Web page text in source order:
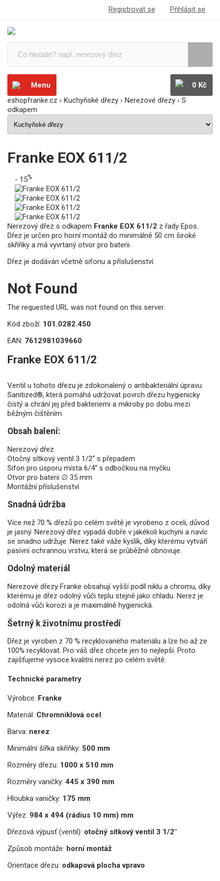
Registrovat se Přihlásit se
Menu
0 Kč
eshopfranke.cz › Kuchyňské dřezy › Nerezové dřezy › S
odkapem
Franke EOX 611/2
- 15%
Nerezový dřez s odkapem Franke EOX 611/2 z řady Epos.
Dřez je určen pro horní montáž do minimálně 50 cm široké
skříňky a má vyvrtaný otvor pro baterii.
Dřez je dodáván včetně sifonu a příslušenství.
Not Found
The requested URL was not found on this server.
Kód zboží: 101.0282.450
EAN: 7612981039660
Franke EOX 611/2
Ventil u tohoto dřezu je zdokonalený o antibakteriální úpravu
Sanitized®, která pomáhá udržovat povrch dřezu hygienicky
čistý a chrání jej před bakteriemi a mikroby po dobu mezi
běžným čištěním.
Obsah balení:
Nerezový dřez
Otočný sítkový ventil 3 1/2“ s přepadem
Sifon pro úsporu místa 6/4“ s odbočkou na myčku
Otvor pro baterii ∅ 35 mm
Montážní příslušenství
Snadná údržba
Více než 70 % dřezů po celém světě je vyrobeno z oceli, důvod
je jasný. Nerezový dřez vypadá dobře v jakékoli kuchyni a navíc
se snadno udržuje. Nerez také váže kyslík, díky kterému vytváří
pasivní ochrannou vrstvu, která se průběžně obnovuje.
Odolný materiál
Nerezové dřezy Franke obsahují vyšší podíl niklu a chromu, díky
kterému je dřez odolný vůči teplu stejně jako chladu. Nerez je
odolná vůči korozi a je maximálně hygienická.
Šetrný k životnímu prostředí
Dřez je vyroben z 70 % recyklovaného materiálu a lze ho až ze
100% recyklovat. Pro váš dřez chcete jen to nejlepší. Proto
zajišťujeme vysoce kvalitní nerez po celém světě.
Technické parametry
Výrobce: Franke
Materiál: Chromniklová ocel
Barva: nerez
Minimální šířka skříňky: 500 mm
Rozměry dřezu: 1000 x 510 mm
Rozměry vaničky: 445 x 390 mm
Hloubka vaničky: 175 mm
Výřez: 984 x 494 (rádius 10 mm) mm
Dřezová výpusť (ventil): otočný sítkový ventil 3 1/2"
Způsob montáže: horní montáž
Orientace dřezu: odkapová plocha vpravo